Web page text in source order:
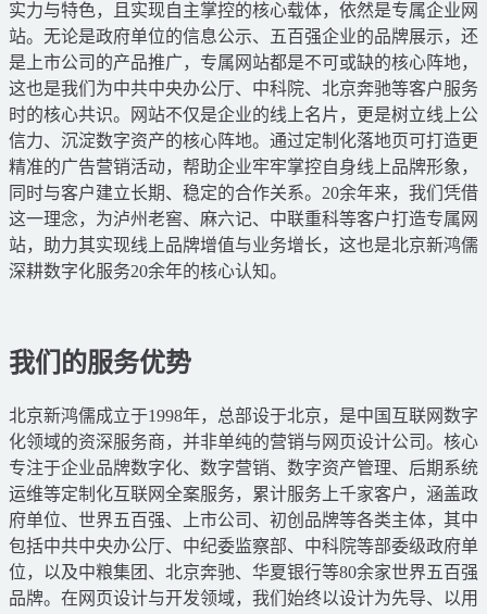
实力与特色，且实现自主掌控的核心载体，依然是专属企业网
站。无论是政府单位的信息公示、五百强企业的品牌展示，还
是上市公司的产品推广，专属网站都是不可或缺的核心阵地，
这也是我们为中共中央办公厅、中科院、北京奔驰等客户服务
时的核心共识。网站不仅是企业的线上名片，更是树立线上公
信力、沉淀数字资产的核心阵地。通过定制化落地页可打造更
精准的广告营销活动，帮助企业牢牢掌控自身线上品牌形象，
同时与客户建立长期、稳定的合作关系。20余年来，我们凭借
这一理念，为泸州老窖、麻六记、中联重科等客户打造专属网
站，助力其实现线上品牌增值与业务增长，这也是北京新鸿儒
深耕数字化服务20余年的核心认知。
我们的服务优势
北京新鸿儒成立于1998年，总部设于北京，是中国互联网数字
化领域的资深服务商，并非单纯的营销与网页设计公司。核心
专注于企业品牌数字化、数字营销、数字资产管理、后期系统
运维等定制化互联网全案服务，累计服务上千家客户，涵盖政
府单位、世界五百强、上市公司、初创品牌等各类主体，其中
包括中共中央办公厅、中纪委监察部、中科院等部委级政府单
位，以及中粮集团、北京奔驰、华夏银行等80余家世界五百强
品牌。在网页设计与开发领域，我们始终以设计为先导、以用